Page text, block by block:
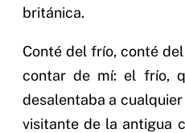
británica.
Conté del frío, conté
contar de mí: el frío,
desalentaba a
visitante de la antigua